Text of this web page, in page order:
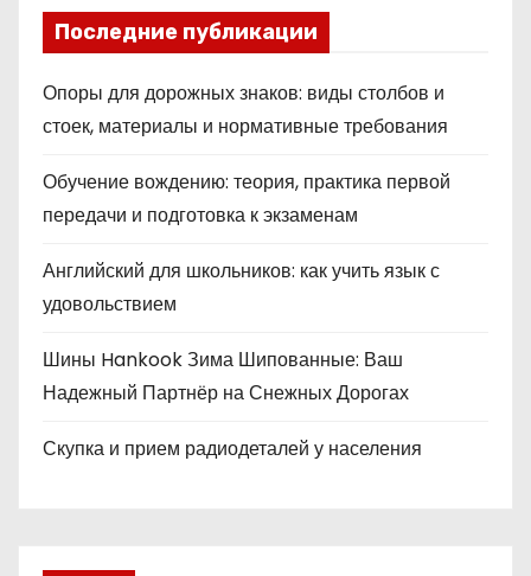
Последние публикации
Опоры для дорожных знаков: виды столбов и
стоек, материалы и нормативные требования
Обучение вождению: теория, практика первой
передачи и подготовка к экзаменам
Английский для школьников: как учить язык с
удовольствием
Шины Hankook Зима Шипованные: Ваш
Надежный Партнёр на Снежных Дорогах
Скупка и прием радиодеталей у населения